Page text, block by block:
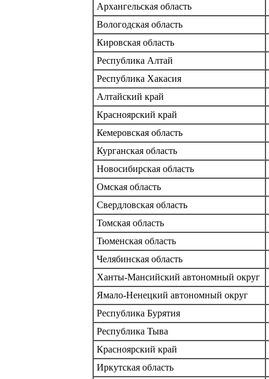
Архангельская область
Вологодская область
Кировская область
Республика Алтай
Республика Хакасия
Алтайский край
Красноярский край
Кемеровская область
Курганская область
Новосибирская область
Омская область
Свердловская область
Томская область
Тюменская область
Челябинская область
Ханты-Мансийский автономный округ
Ямало-Ненецкий автономный округ
Республика Бурятия
Республика Тыва
Красноярский край
Иркутская область